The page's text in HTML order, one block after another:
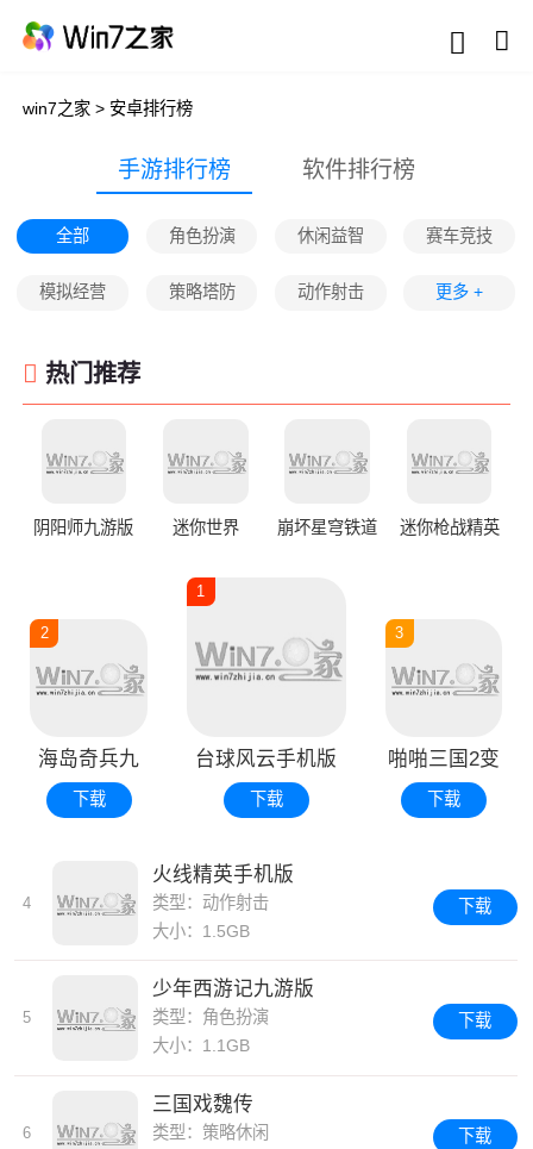
win7之家 > 安卓排行榜
手游排行榜 软件排行榜
全部 角色扮演 休闲益智 赛车竞技
模拟经营 策略塔防 动作射击 更多 +
热门推荐
阴阳师九游版 迷你世界 崩坏星穹铁道 迷你枪战精英
2
海岛奇兵九
游官方版
下载
1
台球风云手机版
下载
3
啪啪三国2变
态版
下载
4
火线精英手机版
类型：动作射击
大小：1.5GB
下载
5
少年西游记九游版
类型：角色扮演
大小：1.1GB
下载
6
三国戏魏传
类型：策略休闲
下载